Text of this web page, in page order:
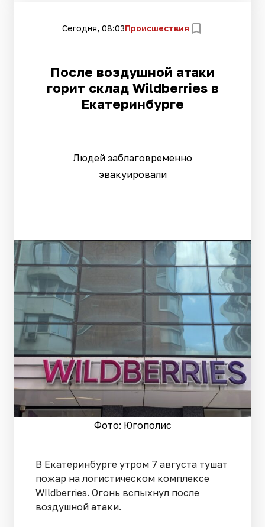
Сегодня, 08:03Происшествия
После воздушной атаки
горит склад Wildberries в
Екатеринбурге
Людей заблаговременно
эвакуировали
Фото: Югополис
В Екатеринбурге утром 7 августа тушат
пожар на логистическом комплексе
WIldberries. Огонь вспыхнул после
воздушной атаки.